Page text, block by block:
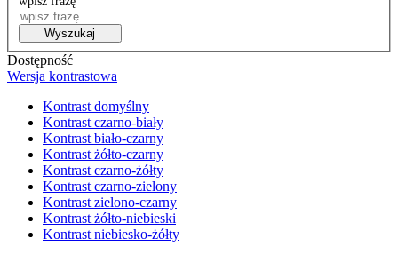
Wyszukaj
Dostępność
Wersja kontrastowa
Kontrast domyślny
Kontrast czarno-biały
Kontrast biało-czarny
Kontrast żółto-czarny
Kontrast czarno-żółty
Kontrast czarno-zielony
Kontrast zielono-czarny
Kontrast żółto-niebieski
Kontrast niebiesko-żółty